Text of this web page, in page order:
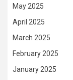
May 2025
April 2025
March 2025
February 2025
January 2025